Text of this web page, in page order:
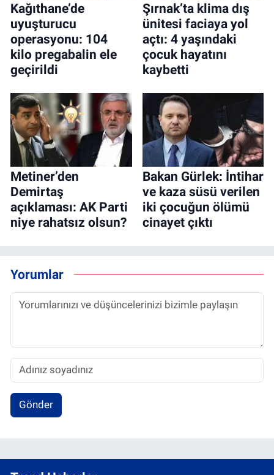
Kağıthane’de
uyuşturucu
operasyonu: 104
kilo pregabalin ele
geçirildi
Şırnak’ta klima dış
ünitesi faciaya yol
açtı: 4 yaşındaki
çocuk hayatını
kaybetti
Metiner’den
Demirtaş
açıklaması: AK Parti
niye rahatsız olsun?
Bakan Gürlek: İntihar
ve kaza süsü verilen
iki çocuğun ölümü
cinayet çıktı
Yorumlar
Gönder